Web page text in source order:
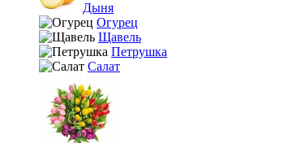
Дыня
Огурец
Щавель
Петрушка
Салат